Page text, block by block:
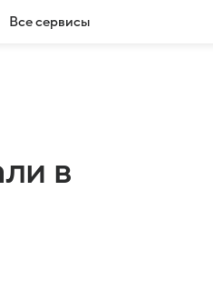
Все сервисы
в